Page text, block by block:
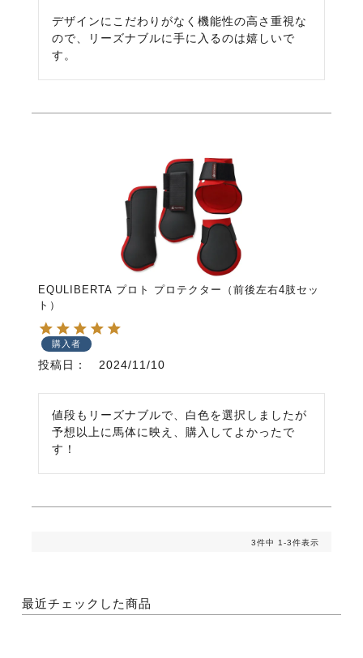
デザインにこだわりがなく機能性の高さ重視な
ので、リーズナブルに手に入るのは嬉しいで
す。
EQULIBERTA プロト プロテクター（前後左右4肢セッ
ト）
購入者
投稿日 2024/11/10
値段もリーズナブルで、白色を選択しましたが
予想以上に馬体に映え、購入してよかったで
す！
3件中 1-3件表示
最近チェックした商品